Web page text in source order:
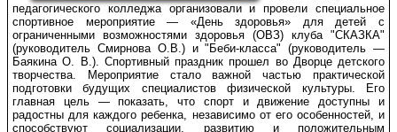
педагогического колледжа организовали и провели специальное
спортивное мероприятие — «День здоровья» для детей с
ограниченными возможностями здоровья (ОВЗ) клуба "СКАЗКА"
(руководитель Смирнова О.В.) и "Беби-класса" (руководитель —
Баякина О. В.). Спортивный праздник прошел во Дворце детского
творчества. Мероприятие стало важной частью практической
подготовки будущих специалистов физической культуры. Его
главная цель — показать, что спорт и движение доступны и
радостны для каждого ребенка, независимо от его особенностей, и
способствуют социализации, развитию и положительным